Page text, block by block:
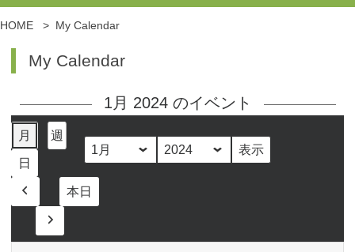
HOME > My Calendar
My Calendar
1月 2024 のイベント
月 週
日 月
年
本日